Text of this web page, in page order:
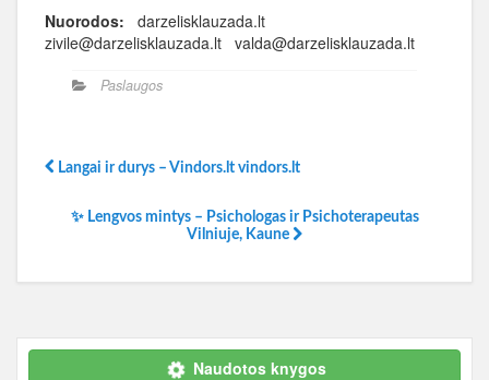
Nuorodos: darzelisklauzada.lt
zivile@darzelisklauzada.lt valda@darzelisklauzada.lt
Paslaugos
Langai ir durys – Vindors.lt vindors.lt
✨ Lengvos mintys – Psichologas ir Psichoterapeutas
Vilniuje, Kaune
Naudotos knygos